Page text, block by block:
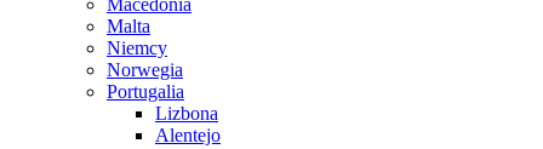
Malta
Niemcy
Norwegia
Portugalia
Lizbona
Alentejo